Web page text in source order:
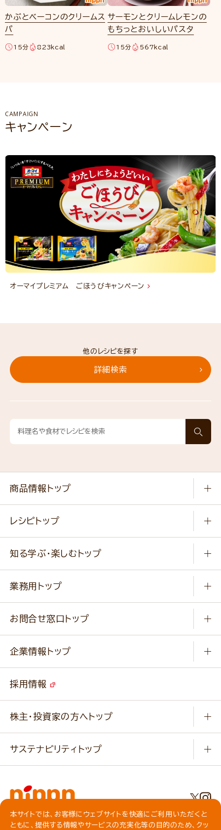
かぶとベーコンのクリームス
パ
15分 823kcal
サーモンとクリームレモンの
もちっとおいしいパスタ
15分 567kcal
CAMPAIGN
キャンペーン
オーマイプレミアム ごほうびキャンペーン
他のレシピを探す
詳細検索
商品情報トップ
健康食品・他
新商品・リニューアル商品
通販サイト一覧
レシピトップ
作り方動画
みなさまのレシピはこちら
知る学ぶ・楽しむトップ
ふっくらパンをつくりましょう
キャンペーン
業務用トップ
ニップンの アマニ 業務用サイト
ベジカフェブランドサイト
お問合せ窓口トップ
改善事例
業務用商品のお問合せ
企業情報トップ
事業紹介
経営理念・経営方針・行動規範・行動指針
ニップンの歴史
事業場・工場一覧
採用情報
株主・投資家の方へトップ
IR情報
IRライブラリ
サステナビリティトップ
基本方針
社会
プライバシーポリシー
本サイトでは、お客様にウェブサイトを快適にご利用いただくと
ともに、提供する情報やサービスの充実化等の目的のため、クッ